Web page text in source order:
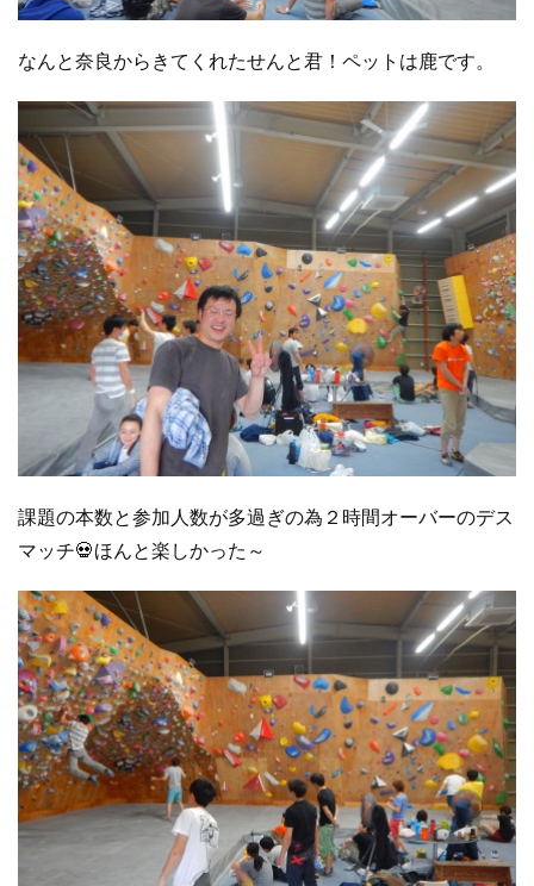
なんと奈良からきてくれたせんと君！ペットは鹿です。
課題の本数と参加人数が多過ぎの為２時間オーバーのデス
マッチ💀ほんと楽しかった～